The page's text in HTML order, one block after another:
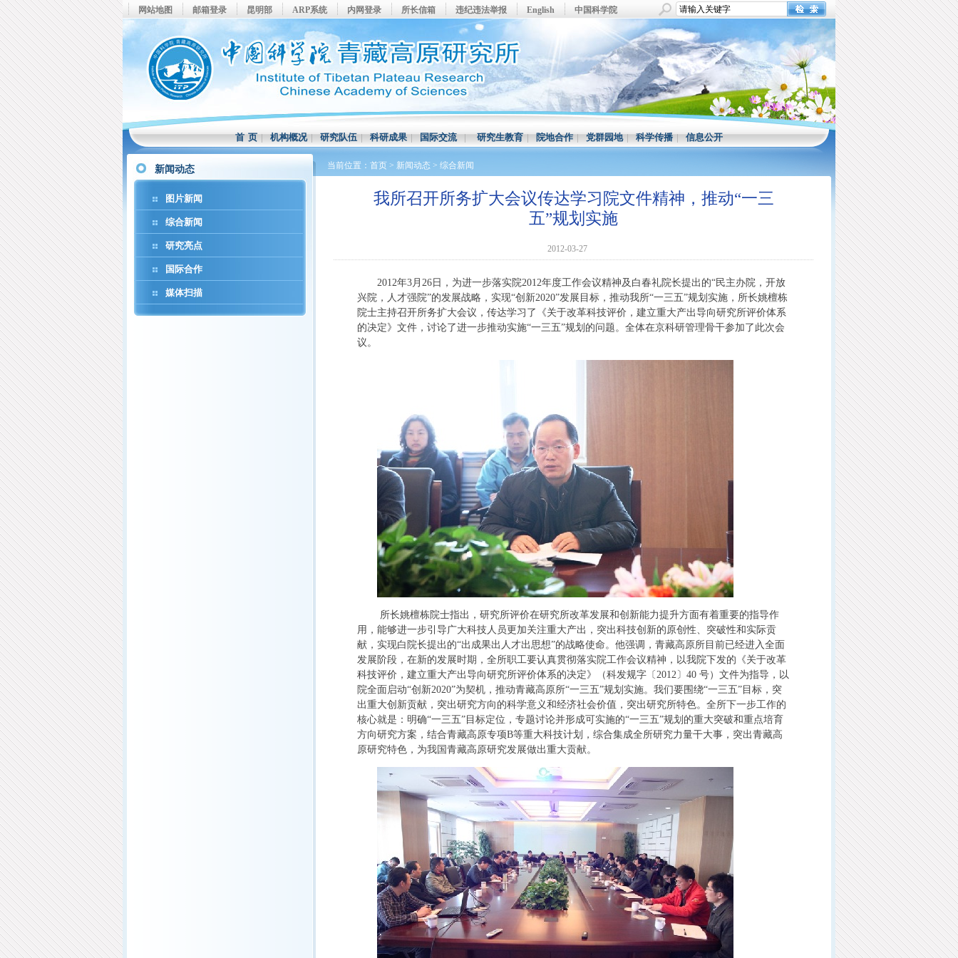
网站地图 邮箱登录 昆明部 ARP系统 内网登录 所长信箱 违纪违法举报 English 中国科学院
首 页|机构概况|研究队伍|科研成果|国际交流|研究生教育|院地合作|党群园地|科学传播|信息公开
新闻动态
图片新闻
综合新闻
研究亮点
国际合作
媒体扫描
当前位置： 首页 > 新闻动态 > 综合新闻
我所召开所务扩大会议传达学习院文件精神，推动“一三
五”规划实施
2012-03-27
2012年3月26日，为进一步落实院2012年度工作会议精神及白春礼院长提出的“民主办院，开放
兴院，人才强院”的发展战略，实现“创新2020”发展目标，推动我所“一三五”规划实施，所长姚檀栋
院士主持召开所务扩大会议，传达学习了《关于改革科技评价，建立重大产出导向研究所评价体系
的决定》文件，讨论了进一步推动实施“一三五”规划的问题。全体在京科研管理骨干参加了此次会
议。
所长姚檀栋院士指出，研究所评价在研究所改革发展和创新能力提升方面有着重要的指导作
用，能够进一步引导广大科技人员更加关注重大产出，突出科技创新的原创性、突破性和实际贡
献，实现白院长提出的“出成果出人才出思想”的战略使命。他强调，青藏高原所目前已经进入全面
发展阶段，在新的发展时期，全所职工要认真贯彻落实院工作会议精神，以我院下发的《关于改革
科技评价，建立重大产出导向研究所评价体系的决定》（科发规字〔2012〕40 号）文件为指导，以
院全面启动“创新2020”为契机，推动青藏高原所“一三五”规划实施。我们要围绕“一三五”目标，突
出重大创新贡献，突出研究方向的科学意义和经济社会价值，突出研究所特色。全所下一步工作的
核心就是：明确“一三五”目标定位，专题讨论并形成可实施的“一三五”规划的重大突破和重点培育
方向研究方案，结合青藏高原专项B等重大科技计划，综合集成全所研究力量干大事，突出青藏高
原研究特色，为我国青藏高原研究发展做出重大贡献。